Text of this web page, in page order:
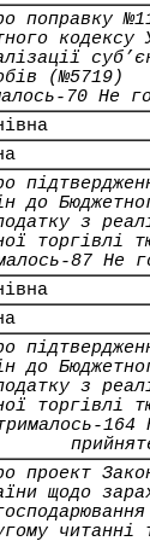
поправку
кодексу
(№5719)
70 Не
до
з
торгівлі
87 Не
до
з
торгівлі
164
проект
щодо
читанні